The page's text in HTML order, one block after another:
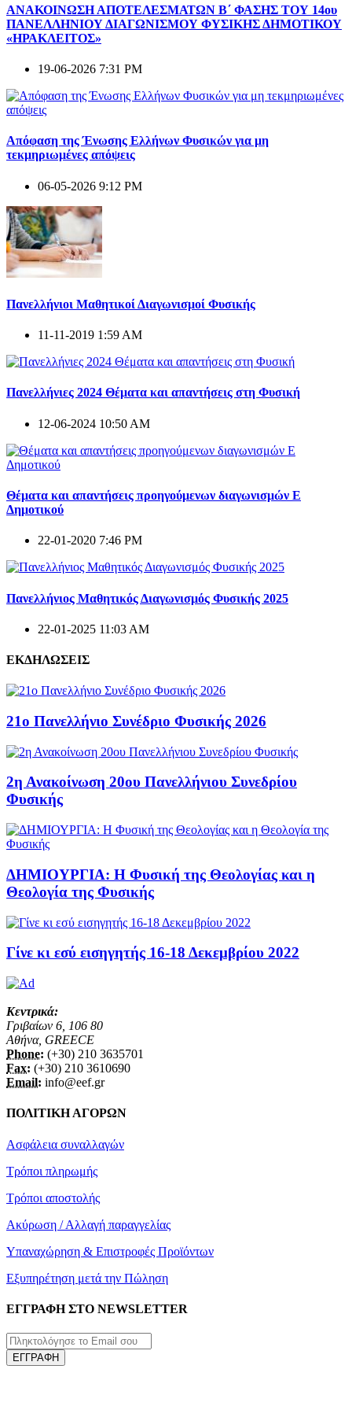
ΑΝΑΚΟΙΝΩΣΗ ΑΠΟΤΕΛΕΣΜΑΤΩΝ Β΄ ΦΑΣΗΣ ΤΟΥ 14ου
ΠΑΝΕΛΛΗΝΙΟΥ ΔΙΑΓΩΝΙΣΜΟΥ ΦΥΣΙΚΗΣ ΔΗΜΟΤΙΚΟΥ
«ΗΡΑΚΛΕΙΤΟΣ»
19-06-2026 7:31 PM
Απόφαση της Ένωσης Ελλήνων Φυσικών για μη
τεκμηριωμένες απόψεις
06-05-2026 9:12 PM
Πανελλήνιοι Μαθητικοί Διαγωνισμοί Φυσικής
11-11-2019 1:59 AM
Πανελλήνιες 2024 Θέματα και απαντήσεις στη Φυσική
12-06-2024 10:50 AM
Θέματα και απαντήσεις προηγούμενων διαγωνισμών E
Δημοτικού
22-01-2020 7:46 PM
Πανελλήνιος Μαθητικός Διαγωνισμός Φυσικής 2025
22-01-2025 11:03 AM
ΕΚΔΗΛΩΣΕΙΣ
21ο Πανελλήνιο Συνέδριο Φυσικής 2026
2η Ανακοίνωση 20ου Πανελλήνιου Συνεδρίου
Φυσικής
ΔΗΜΙΟΥΡΓΙΑ: Η Φυσική της Θεολογίας και η
Θεολογία της Φυσικής
Γίνε κι εσύ εισηγητής 16-18 Δεκεμβρίου 2022
Κεντρικά:
Γριβαίων 6, 106 80
Αθήνα, GREECE
Phone: (+30) 210 3635701
Fax: (+30) 210 3610690
Email: info@eef.gr
ΠΟΛΙΤΙΚΗ ΑΓΟΡΩΝ
Ασφάλεια συναλλαγών
Τρόποι πληρωμής
Τρόποι αποστολής
Ακύρωση / Αλλαγή παραγγελίας
Υπαναχώρηση & Επιστροφές Προϊόντων
Εξυπηρέτηση μετά την Πώληση
ΕΓΓΡΑΦΗ ΣΤΟ NEWSLETTER
ΕΓΓΡΑΦΗ